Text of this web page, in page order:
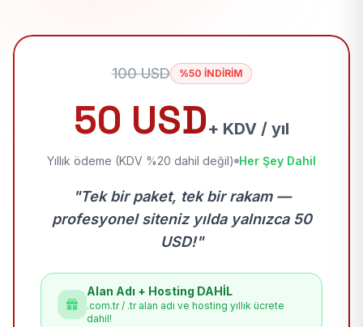
100 USD %50 İNDİRİM
50 USD+ KDV / yıl
Yıllık ödeme (KDV %20 dahil değil) Her Şey Dahil
"Tek bir paket, tek bir rakam —
profesyonel siteniz yılda yalnızca 50
USD!"
Alan Adı + Hosting DAHİL
.com.tr / .tr alan adı ve hosting yıllık ücrete
dahil!